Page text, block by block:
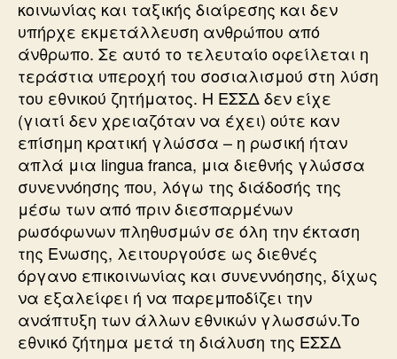
κοινωνίας και ταξικής διαίρεσης και δεν
υπήρχε εκμετάλλευση ανθρώπου από
άνθρωπο. Σε αυτό το τελευταίο οφείλεται η
τεράστια υπεροχή του σοσιαλισμού στη λύση
του εθνικού ζητήματος. Η ΕΣΣΔ δεν είχε
(γιατί δεν χρειαζόταν να έχει) ούτε καν
επίσημη κρατική γλώσσα – η ρωσική ήταν
απλά μια lingua franca, μια διεθνής γλώσσα
συνεννόησης που, λόγω της διάδοσής της
μέσω των από πριν διεσπαρμένων
ρωσόφωνων πληθυσμών σε όλη την έκταση
της Ενωσης, λειτουργούσε ως διεθνές
όργανο επικοινωνίας και συνεννόησης, δίχως
να εξαλείφει ή να παρεμποδίζει την
ανάπτυξη των άλλων εθνικών γλωσσών.Το
εθνικό ζήτημα μετά τη διάλυση της ΕΣΣΔ